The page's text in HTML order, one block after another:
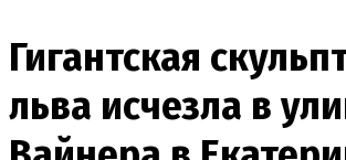
Гигантская
льва исчезла в